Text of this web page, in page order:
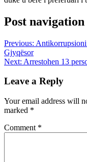
Post navigation
Previous:
Gjyqësor
Next: Arrestohen 13
Leave a Reply
Your email address will
marked *
Comment *